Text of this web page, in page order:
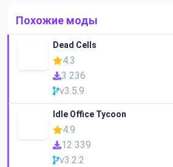
Похожие моды
Dead Cells
4.3
3 236
v3.5.9
Idle Office Tycoon
4.9
12 339
v3.2.2